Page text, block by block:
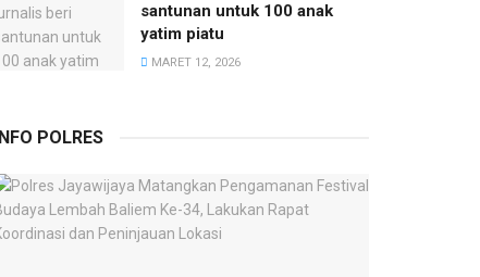
santunan untuk 100 anak
yatim piatu
MARET 12, 2026
INFO POLRES